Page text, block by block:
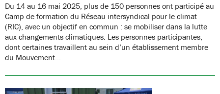
Du 14 au 16 mai 2025, plus de 150 personnes ont participé au
Camp de formation du Réseau intersyndical pour le climat
(RIC), avec un objectif en commun : se mobiliser dans la lutte
aux changements climatiques. Les personnes participantes,
dont certaines travaillent au sein d’un établissement membre
du Mouvement…